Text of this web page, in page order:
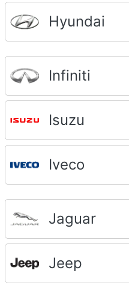
Hyundai
Infiniti
Isuzu
Iveco
Jaguar
Jeep